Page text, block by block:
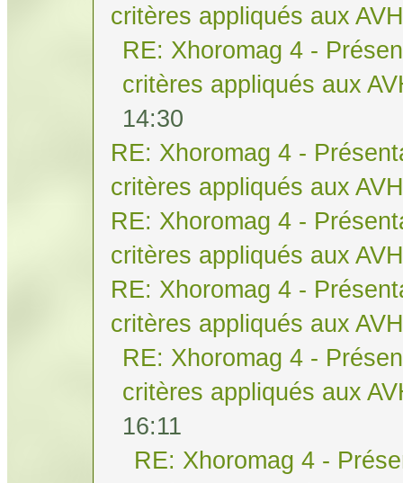
critères appliqués aux AVH
RE: Xhoromag 4 -
critères appliqués aux
14:30
RE: Xhoromag 4 -
critères appliqués aux AVH
RE: Xhoromag 4 -
critères appliqués aux AVH
RE: Xhoromag 4 -
critères appliqués aux AVH
RE: Xhoromag 4 -
critères appliqués aux
16:11
RE: Xhoromag 4 -